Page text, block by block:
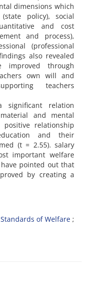
dimensions which
policy), social
and cost
and process),
(professional
also revealed
through
own will and
teachers
significant relation
and mental
relationship
and their
(t = 2.55). salary
important welfare
pointed out that
by creating a
of Welfare